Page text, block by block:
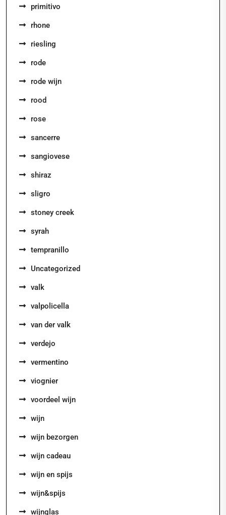
primitivo
rhone
riesling
rode
rode wijn
rood
rose
sancerre
sangiovese
shiraz
sligro
stoney creek
syrah
tempranillo
Uncategorized
valk
valpolicella
van der valk
verdejo
vermentino
viognier
voordeel wijn
wijn
wijn bezorgen
wijn cadeau
wijn en spijs
wijn&spijs
wijnglas